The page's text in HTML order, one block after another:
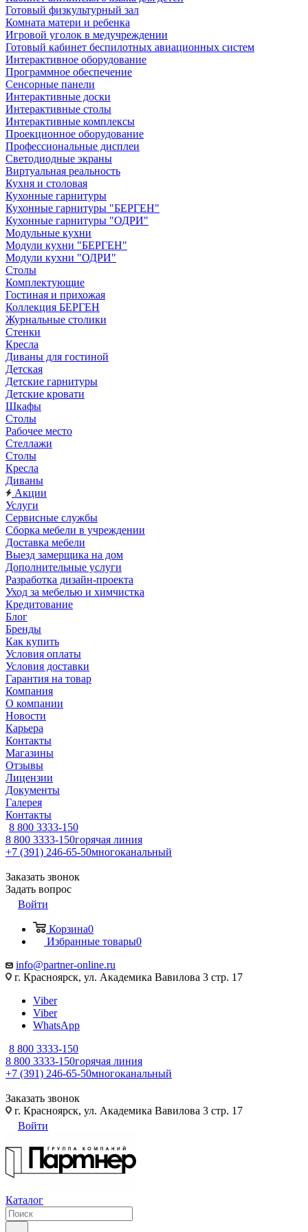
Готовый физкультурный зал
Комната матери и ребенка
Игровой уголок в медучреждении
Готовый кабинет беспилотных авиационных систем
Интерактивное оборудование
Программное обеспечение
Сенсорные панели
Интерактивные доски
Интерактивные столы
Интерактивные комплексы
Проекционное оборудование
Профессиональные дисплеи
Светодиодные экраны
Виртуальная реальность
Кухня и столовая
Кухонные гарнитуры
Кухонные гарнитуры "БЕРГЕН"
Кухонные гарнитуры "ОДРИ"
Модульные кухни
Модули кухни "БЕРГЕН"
Модули кухни "ОДРИ"
Столы
Комплектующие
Гостиная и прихожая
Коллекция БЕРГЕН
Журнальные столики
Стенки
Кресла
Диваны для гостиной
Детская
Детские гарнитуры
Детские кровати
Шкафы
Столы
Рабочее место
Стеллажи
Столы
Кресла
Диваны
Акции
Услуги
Сервисные службы
Сборка мебели в учреждении
Доставка мебели
Выезд замерщика на дом
Дополнительные услуги
Разработка дизайн-проекта
Уход за мебелью и химчистка
Кредитование
Блог
Бренды
Как купить
Условия оплаты
Условия доставки
Гарантия на товар
Компания
О компании
Новости
Карьера
Контакты
Магазины
Отзывы
Лицензии
Документы
Галерея
Контакты
8 800 3333-150
8 800 3333-150горячая линия
+7 (391) 246-65-50многоканальный
Заказать звонок
Задать вопрос
Войти
Корзина0
Избранные товары0
info@partner-online.ru
г. Красноярск, ул. Академика Вавилова 3 стр. 17
Viber
Viber
WhatsApp
8 800 3333-150
8 800 3333-150горячая линия
+7 (391) 246-65-50многоканальный
Заказать звонок
г. Красноярск, ул. Академика Вавилова 3 стр. 17
Войти
Каталог